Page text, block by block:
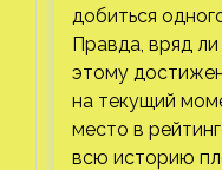
добиться
Правда, вряд
этому
на текущий
место в
всю историю